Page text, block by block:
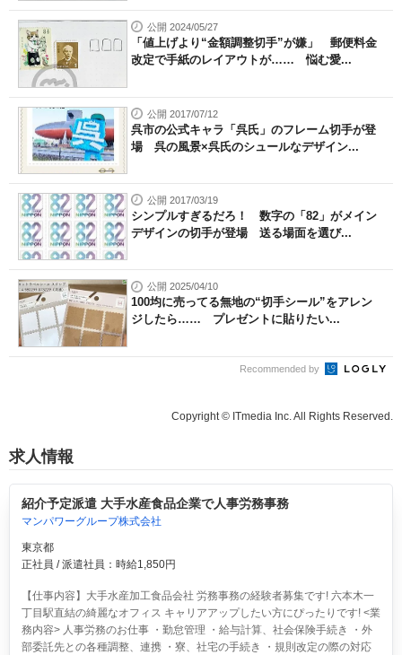
公開 2024/05/27
「値上げより“金額調整切手”が嫌」 郵便料金
改定で手紙のレイアウトが…… 悩む愛...
公開 2017/07/12
呉市の公式キャラ「呉氏」のフレーム切手が登
場 呉の風景×呉氏のシュールなデザイン...
公開 2017/03/19
シンプルすぎるだろ！ 数字の「82」がメイン
デザインの切手が登場 送る場面を選び...
公開 2025/04/10
100均に売ってる無地の“切手シール”をアレン
ジしたら…… プレゼントに貼りたい...
Recommended by
Copyright © ITmedia Inc. All Rights Reserved.
求人情報
紹介予定派遣 大手水産食品企業で人事労務事務
マンパワーグループ株式会社
東京都
正社員 / 派遣社員：時給1,850円
【仕事内容】大手水産加工食品会社 労務事務の経験者募集です! 六本木一
丁目駅直結の綺麗なオフィス キャリアアップしたい方にぴったりです! <業
務内容> 人事労務のお仕事 ・勤怠管理 ・給与計算、社会保険手続き ・外
部委託先との各種調整、連携 ・寮、社宅の手続き ・規則改定の際の対応